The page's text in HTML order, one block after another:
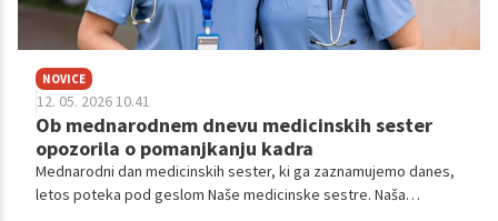
NOVICE
12. 05. 2026 10.41
Ob mednarodnem dnevu medicinskih sester
opozorila o pomanjkanju kadra
Mednarodni dan medicinskih sester, ki ga zaznamujemo danes,
letos poteka pod geslom Naše medicinske sestre. Naša